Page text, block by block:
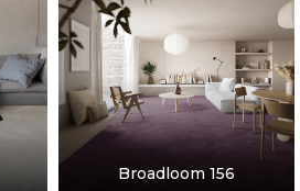
Broadloom 156